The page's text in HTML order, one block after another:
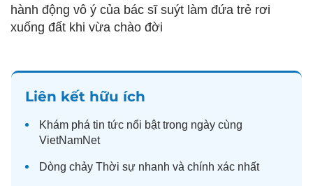
hành động vô ý của bác sĩ suýt làm đứa trẻ rơi
xuống đất khi vừa chào đời
Liên kết hữu ích
Khám phá tin tức nổi bật trong ngày cùng
VietNamNet
Dòng chảy Thời sự nhanh và chính xác nhất